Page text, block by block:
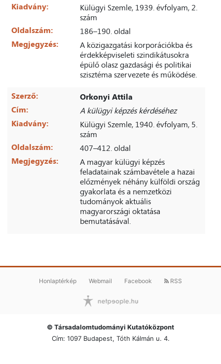
Kiadvány:
Külügyi Szemle, 1939. évfolyam, 2.
szám
Oldalszám:
186–190. oldal
Megjegyzés:
A közigazgatási korporációkba és
érdekképviseleti szindikátusokra
épülő olasz gazdasági és politikai
szisztéma szervezete és működése.
Szerző:
Orkonyi Attila
Cím:
A külügyi képzés kérdéséhez
Kiadvány:
Külügyi Szemle, 1940. évfolyam, 5.
szám
Oldalszám:
407–412. oldal
Megjegyzés:
A magyar külügyi képzés
feladatainak számbavétele a hazai
előzmények néhány külföldi ország
gyakorlata és a nemzetközi
tudományok aktuális
magyarországi oktatása
bemutatásával.
Honlaptérkép Webmail Facebook RSS
© Társadalomtudományi Kutatóközpont
Cím: 1097 Budapest, Tóth Kálmán u. 4.